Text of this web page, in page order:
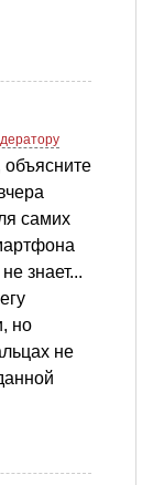
объясните
самих
знает...
но
не